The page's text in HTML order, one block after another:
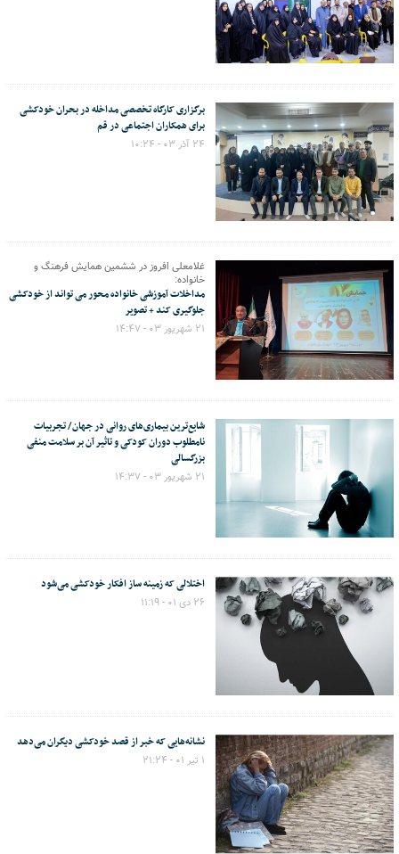
برگزاری کارگاه تخصصی مداخله در بحران خودکشی
برای همکاران اجتماعی در قم
۲۴ آذر ۰۳ - ۱۰:۲۴
غلامعلی افروز در ششمین همایش فرهنگ و
خانواده:
مداخلات آموزشی خانواده محور می تواند از خودکشی
جلوگیری کند + تصویر
۲۱ شهریور ۰۳ - ۱۴:۴۷
شایع‌ترین بیماری‌های روانی در جهان/ تجربیات
نامطلوب دوران کودکی و تاثیر آن بر سلامت منفی
بزرگسالی
۲۱ شهریور ۰۳ - ۱۴:۳۷
اختلالی که زمینه ساز افکار خودکشی می‌شود
۲۶ دی ۰۱ - ۱۱:۱۹
نشانه‌هایی که خبر از قصد خودکشی دیگران می‌دهد
۱ تیر ۰۱ - ۲۱:۲۴